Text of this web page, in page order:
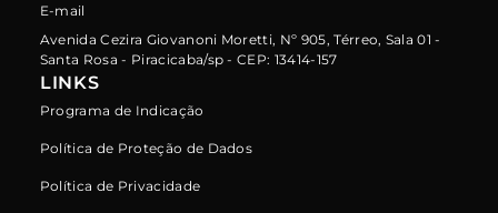
E-mail
Avenida Cezira Giovanoni Moretti, Nº 905, Térreo, Sala 01 -
Santa Rosa - Piracicaba/sp - CEP: 13414-157
LINKS
Programa de Indicação
Política de Proteção de Dados
Política de Privacidade